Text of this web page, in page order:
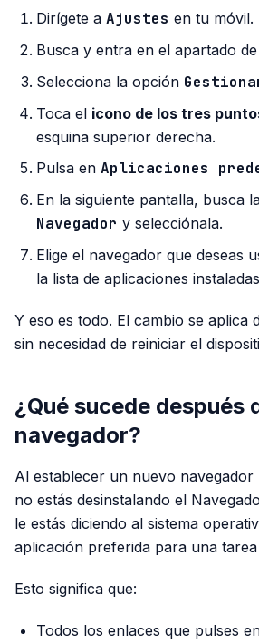
Dirígete a Ajustes en tu móvil.
Busca y entra en el apartado de
Selecciona la opción
Toca el icono de los tres
esquina superior derecha.
Pulsa en Aplicaciones
En la siguiente pantalla, busca
Navegador y selecciónala.
Elige el navegador que deseas
la lista de aplicaciones
Y eso es todo. El cambio se aplica
sin necesidad de reiniciar el
¿Qué sucede después
navegador?
Al establecer un nuevo navegador
no estás desinstalando el
le estás diciendo al sistema
aplicación preferida para una
Esto significa que:
Todos los enlaces que pulses